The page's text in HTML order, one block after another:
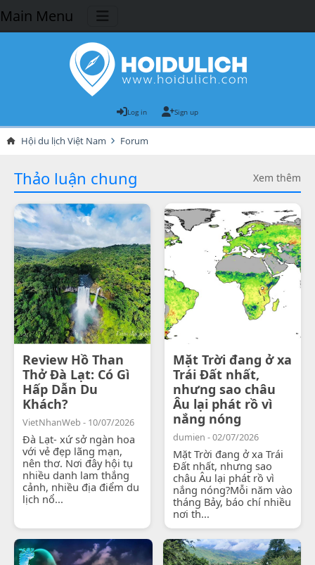
Main Menu
Log in Sign up
Hội du lịch Việt Nam Forum
Thảo luận chung Xem thêm
Review Hồ Than
Thở Đà Lạt: Có Gì
Hấp Dẫn Du
Khách?
VietNhanWeb - 10/07/2026
Đà Lạt- xứ sở ngàn hoa
với vẻ đẹp lãng mạn,
nên thơ. Nơi đây hội tụ
nhiều danh lam thắng
cảnh, nhiều địa điểm du
lịch nổ...
Mặt Trời đang ở xa
Trái Đất nhất,
nhưng sao châu
Âu lại phát rồ vì
nắng nóng
dumien - 02/07/2026
Mặt Trời đang ở xa Trái
Đất nhất, nhưng sao
châu Âu lại phát rồ vì
nắng nóng?Mỗi năm vào
tháng Bảy, báo chí nhiều
nơi th...